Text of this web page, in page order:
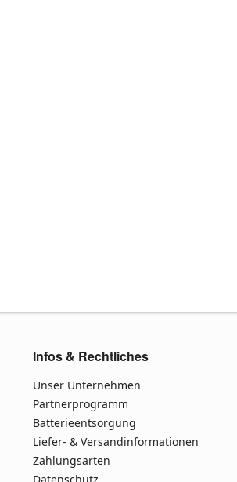
Infos & Rechtliches
Unser Unternehmen
Partnerprogramm
Batterieentsorgung
Liefer- & Versandinformationen
Zahlungsarten